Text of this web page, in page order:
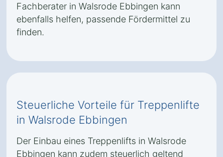
Fachberater in Walsrode Ebbingen kann
ebenfalls helfen, passende Fördermittel zu
finden.
Steuerliche Vorteile für Treppenlifte
in Walsrode Ebbingen
Der Einbau eines Treppenlifts in Walsrode
Ebbingen kann zudem steuerlich geltend